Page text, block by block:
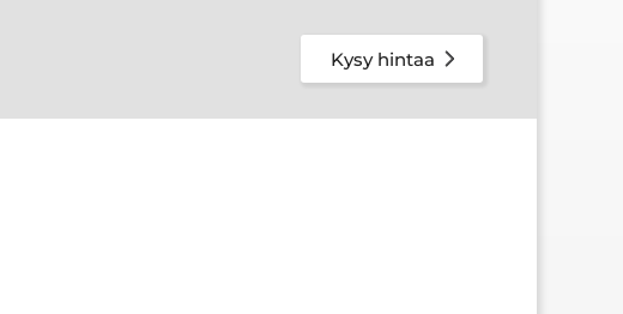
Kysy hintaa